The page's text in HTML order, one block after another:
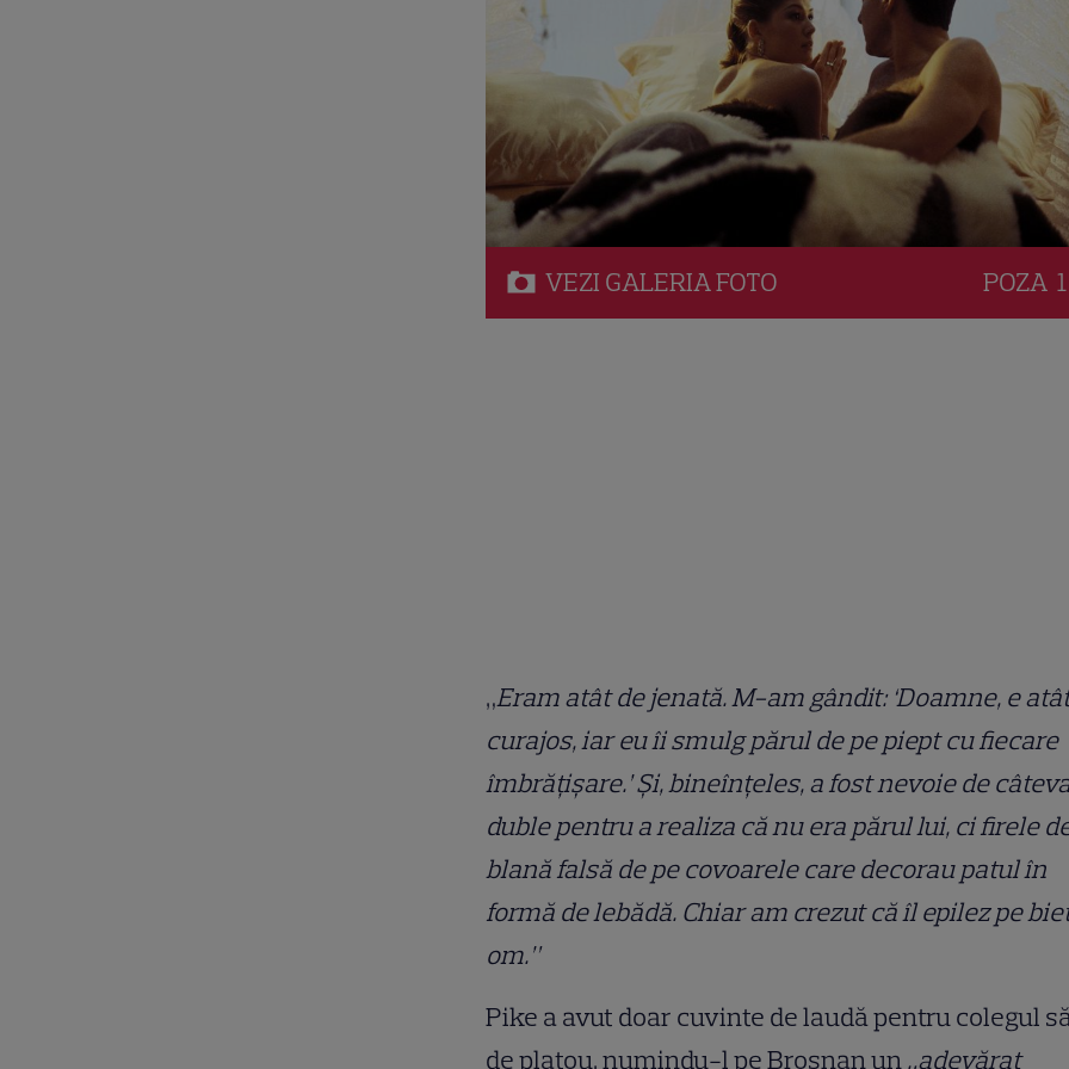
VEZI GALERIAFOTO POZA
„Eram atât de jenată. M-am gândit: ‘Doamne, e
curajos, iar eu îi smulg părul de pe piept cu fiecare
îmbrățișare.’ Și, bineînțeles, a fost nevoie de
duble pentru a realiza că nu era părul lui, ci firele
blană falsă de pe covoarele care decorau patul în
formă de lebădă. Chiar am crezut că îl epilez pe
om.”
Pike a avut doar cuvinte de laudă pentru colegul
de platou, numindu-l pe Brosnan un„adevărat